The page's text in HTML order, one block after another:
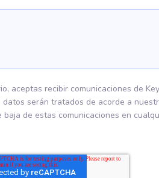
aceptas recibir comunicaciones de
datos serán tratados de acorde a
baja de estas comunicaciones en